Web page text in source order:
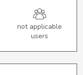
not applicable
users